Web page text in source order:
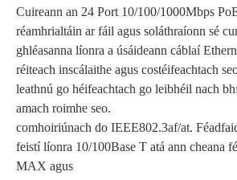
Cuireann an 24 Port 10/100/1000Mbps
réamhrialtáin ar fáil agus soláthraíonn sé
ghléasanna líonra a úsáideann cáblaí
réiteach inscálaithe agus costéifeachtach
leathnú go héifeachtach go leibhéil nach
amach roimhe seo.
comhoiriúnach do IEEE802.3af/at.
feistí líonra 10/100Base T atá ann cheana
MAX agus